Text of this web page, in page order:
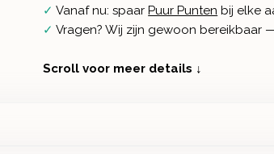
✓ Vanaf nu: spaar Puur Punten bij elke
✓ Vragen? Wij zijn gewoon bereikbaar
Scroll voor meer details ↓